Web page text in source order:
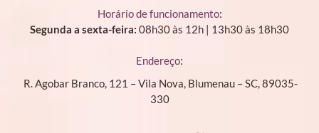
Horário de funcionamento:
Segunda a sexta-feira: 08h30 às 12h | 13h30 às 18h30
Endereço:
R. Agobar Branco, 121 – Vila Nova, Blumenau – SC, 89035-
330